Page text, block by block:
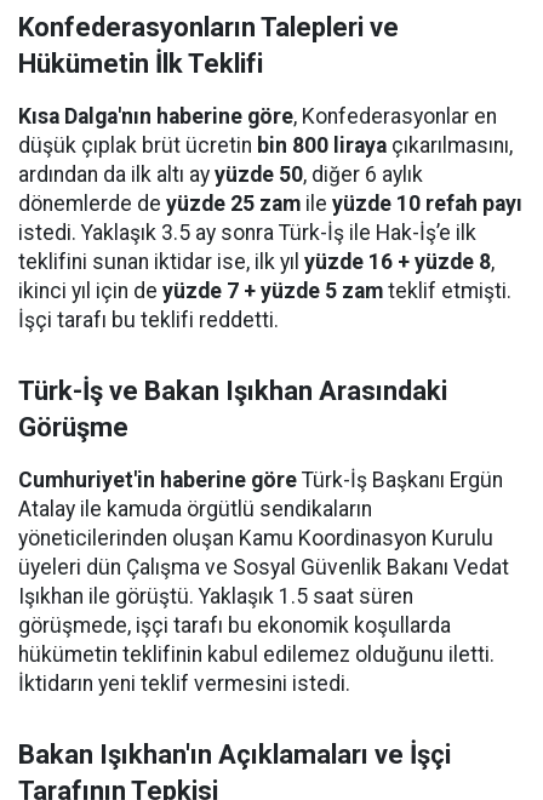
Konfederasyonların Talepleri ve
Hükümetin İlk Teklifi
Kısa Dalga'nın haberine göre, Konfederasyonlar en
düşük çıplak brüt ücretin bin 800 liraya çıkarılmasını,
ardından da ilk altı ay yüzde 50, diğer 6 aylık
dönemlerde de yüzde 25 zam ile yüzde 10 refah payı
istedi. Yaklaşık 3.5 ay sonra Türk-İş ile Hak-İş’e ilk
teklifini sunan iktidar ise, ilk yıl yüzde 16 + yüzde 8,
ikinci yıl için de yüzde 7 + yüzde 5 zam teklif etmişti.
İşçi tarafı bu teklifi reddetti.
Türk-İş ve Bakan Işıkhan Arasındaki
Görüşme
Cumhuriyet'in haberine göre Türk-İş Başkanı Ergün
Atalay ile kamuda örgütlü sendikaların
yöneticilerinden oluşan Kamu Koordinasyon Kurulu
üyeleri dün Çalışma ve Sosyal Güvenlik Bakanı Vedat
Işıkhan ile görüştü. Yaklaşık 1.5 saat süren
görüşmede, işçi tarafı bu ekonomik koşullarda
hükümetin teklifinin kabul edilemez olduğunu iletti.
İktidarın yeni teklif vermesini istedi.
Bakan Işıkhan'ın Açıklamaları ve İşçi
Tarafının Tepkisi